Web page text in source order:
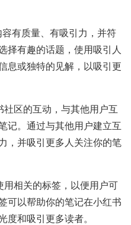
有质量、有吸引力，并符
择有趣的话题，使用吸引人
息或独特的见解，以吸引更
区的互动，与其他用户互
记。通过与其他用户建立互
，并吸引更多人关注你的笔
相关的标签，以便用户可
可以帮助你的笔记在小红书
度和吸引更多读者。